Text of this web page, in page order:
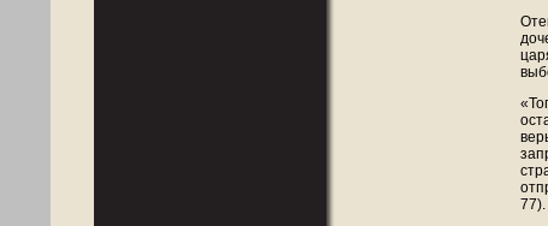
77).